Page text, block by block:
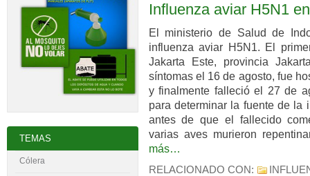
Influenza aviar H5N1
El ministerio de Salud de
influenza aviar H5N1. El
Jakarta Este, provincia
síntomas el 16 de agosto, fue
y finalmente falleció el 27 de
para determinar la fuente de la
antes de que el fallecido
varias aves murieron
más…
RELACIONADO CON:
TEMAS
Cólera